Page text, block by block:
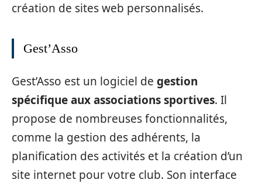
création de sites web personnalisés.
Gest’Asso
Gest’Asso est un logiciel de gestion
spécifique aux associations sportives. Il
propose de nombreuses fonctionnalités,
comme la gestion des adhérents, la
planification des activités et la création d’un
site internet pour votre club. Son interface